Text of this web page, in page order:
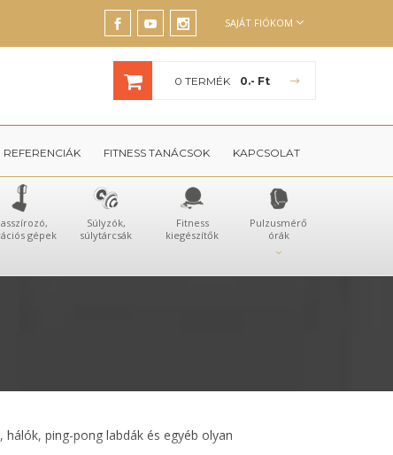
SAJÁT FIÓKOM
0 TERMÉK 0.- Ft
REFERENCIÁK FITNESS TANÁCSOK KAPCSOLAT
gépek
Súlyzók,
súlytárcsák
Fitness
kiegészítők
Pulzusmérő
órák
ping-pong labdák és egyéb olyan